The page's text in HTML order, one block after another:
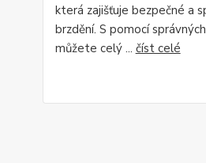
která zajišťuje bezpečné a
brzdění. S pomocí
můžete celý ... číst celé